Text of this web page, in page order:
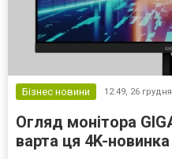
Бізнес новини 12:49, 26
Огляд монітора
варта ця 4K-